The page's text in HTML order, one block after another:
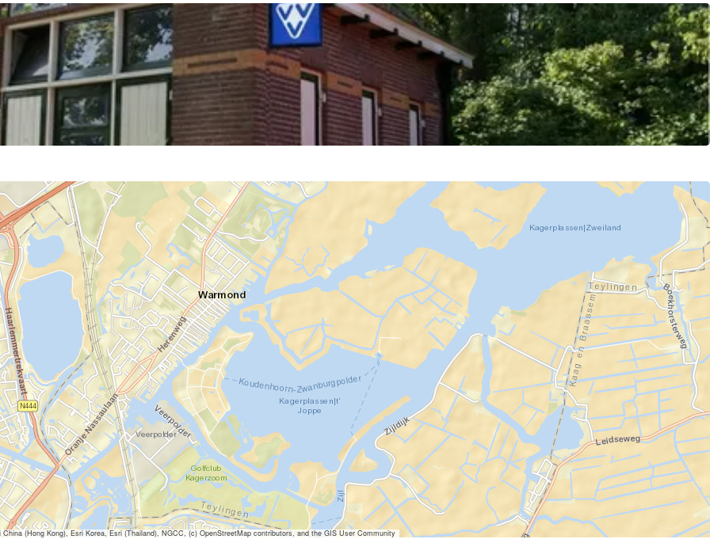
(Hong Kong), Esri Korea, Esri (Thailand), NGCC, (c) OpenStreetMap contributors, and the GIS User Community